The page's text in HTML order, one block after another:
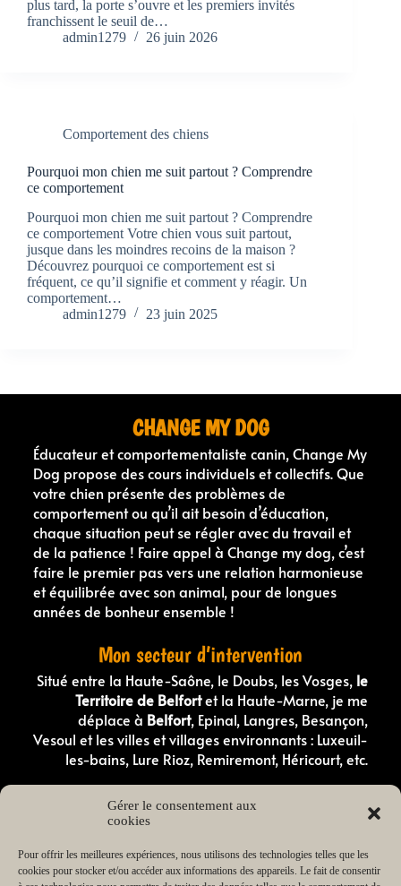
Gérer le consentement aux
cookies
Pour offrir les meilleures expériences, nous utilisons des technologies telles que les
cookies pour stocker et/ou accéder aux informations des appareils. Le fait de consentir
plus tard, la porte s’ouvre et les premiers invités
franchissent le seuil de…
admin1279
26 juin 2026
Comportement des chiens
Pourquoi mon chien me suit partout ? Comprendre
ce comportement
Pourquoi mon chien me suit partout ? Comprendre
ce comportement Votre chien vous suit partout,
jusque dans les moindres recoins de la maison ?
Découvrez pourquoi ce comportement est si
fréquent, ce qu’il signifie et comment y réagir. Un
comportement…
admin1279
23 juin 2025
CHANGE MY DOG
Éducateur et comportementaliste canin, Change My
Dog propose des cours individuels et collectifs. Que
votre chien présente des problèmes de
comportement ou qu’il ait besoin d’éducation,
chaque situation peut se régler avec du travail et
de la patience ! Faire appel à Change my dog, c’est
faire le premier pas vers une relation harmonieuse
et équilibrée avec son animal, pour de longues
années de bonheur ensemble !
Mon secteur d’intervention
Situé entre la Haute-Saône, le Doubs, les Vosges, le
Territoire de Belfortet la Haute-Marne, je me
déplace à Belfort, Epinal, Langres, Besançon,
Vesoul et les villes et villages environnants : Luxeuil-
les-bains, Lure Rioz, Remiremont, Héricourt, etc.
Comportementaliste canin en Haute-Saone
Comportementaliste canin dans les Vosges
Éducateur canin dans le Doubs
Éducateur canin dans le Territoire de Belfort